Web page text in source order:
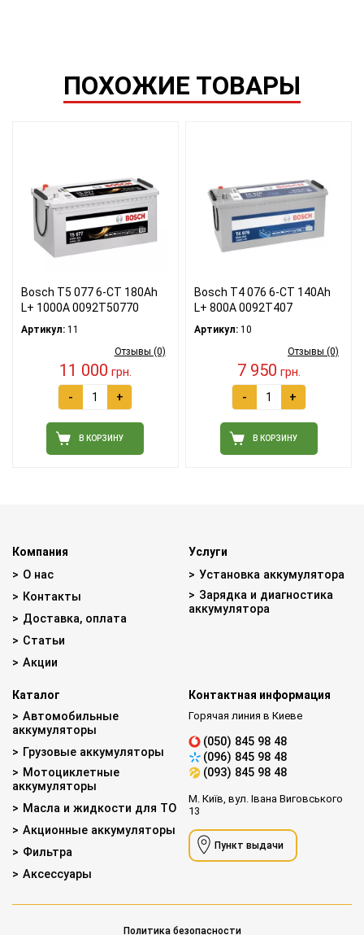
ПОХОЖИЕ ТОВАРЫ
Bosch T5 077 6-СТ 180Ah
L+ 1000A 0092T50770
Артикул: 11
Отзывы (0)
11 000 грн.
- +
В КОРЗИНУ
Bosch T4 076 6-СТ 140Ah
L+ 800A 0092T407
Артикул: 10
Отзывы (0)
7 950 грн.
- +
В КОРЗИНУ
Компания
О нас
Контакты
Доставка, оплата
Статьи
Акции
Услуги
Установка аккумулятора
Зарядка и диагностика
аккумулятора
Каталог
Автомобильные
аккумуляторы
Грузовые аккумуляторы
Мотоциклетные
аккумуляторы
Масла и жидкости для ТО
Акционные аккумуляторы
Фильтра
Аксессуары
Контактная информация
Горячая линия в Киеве
(050) 845 98 48
(096) 845 98 48
(093) 845 98 48
М. Київ, вул. Івана Виговського
13
Пункт выдачи
Политика безопасности